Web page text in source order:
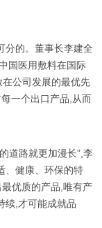
分的。董事长李建全
国医用敷料在国际
公司发展的最优先
一个出口产品,从而
道路就更加漫长”,李
、健康、环保的特
优质的产品,唯有产
续,才可能成就品